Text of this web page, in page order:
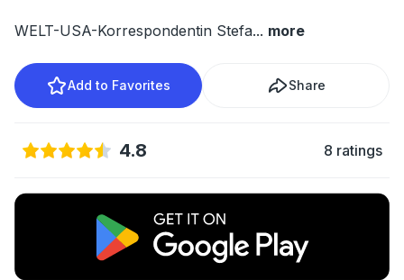
WELT-USA-Korrespondentin Stefa... more
Add to Favorites Share
4.8 8 ratings